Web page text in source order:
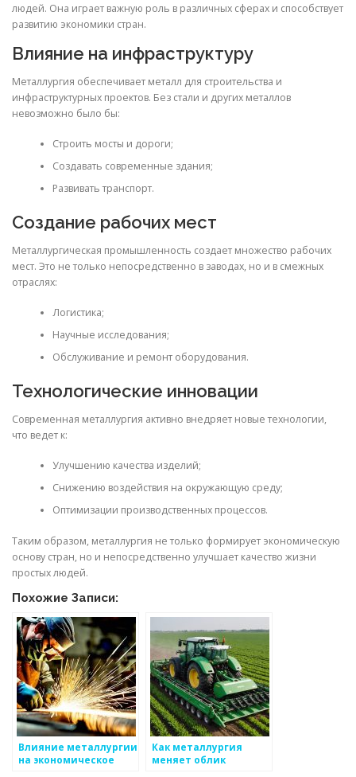
людей. Она играет важную роль в различных сферах и способствует
развитию экономики стран.
Влияние на инфраструктуру
Металлургия обеспечивает металл для строительства и
инфраструктурных проектов. Без стали и других металлов
невозможно было бы:
Строить мосты и дороги;
Создавать современные здания;
Развивать транспорт.
Создание рабочих мест
Металлургическая промышленность создает множество рабочих
мест. Это не только непосредственно в заводах, но и в смежных
отраслях:
Логистика;
Научные исследования;
Обслуживание и ремонт оборудования.
Технологические инновации
Современная металлургия активно внедряет новые технологии,
что ведет к:
Улучшению качества изделий;
Снижению воздействия на окружающую среду;
Оптимизации производственных процессов.
Таким образом, металлургия не только формирует экономическую
основу стран, но и непосредственно улучшает качество жизни
простых людей.
Похожие Записи:
Влияние металлургии
на экономическое
Как металлургия
меняет облик